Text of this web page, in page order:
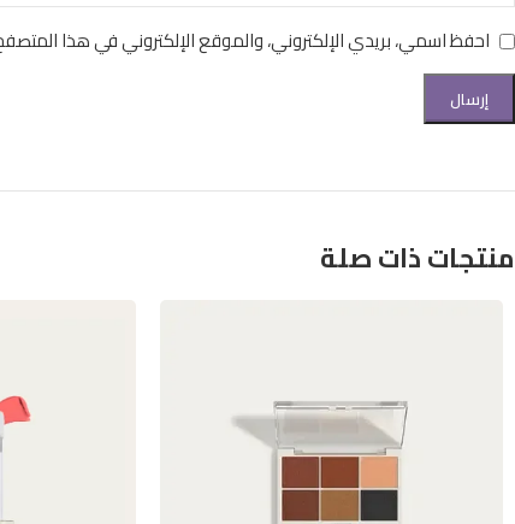
احفظ اسمي، بريدي الإلكتروني، والموقع الإلكتروني في هذا
منتجات ذات صلة